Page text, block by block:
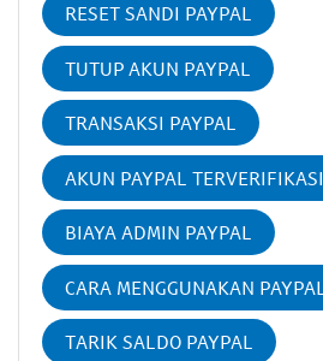
RESET SANDI PAYPAL
TUTUP AKUN PAYPAL
TRANSAKSI PAYPAL
AKUN PAYPAL TERVERIFIKASI
BIAYA ADMIN PAYPAL
CARA MENGGUNAKAN PAYPAL
TARIK SALDO PAYPAL